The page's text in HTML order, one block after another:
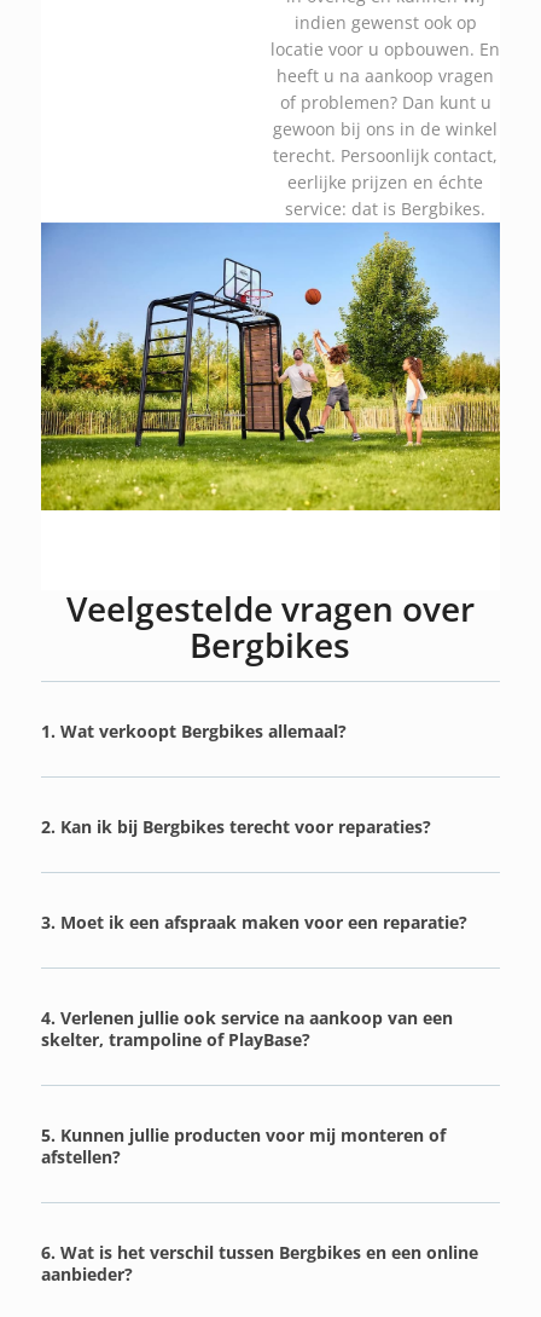
indien gewenst ook op
locatie voor u opbouwen. En
heeft u na aankoop vragen
of problemen? Dan kunt u
gewoon bij ons in de winkel
terecht. Persoonlijk contact,
eerlijke prijzen en échte
service: dat is Bergbikes.
Veelgestelde vragen over
Bergbikes
1. Wat verkoopt Bergbikes allemaal?
2. Kan ik bij Bergbikes terecht voor reparaties?
3. Moet ik een afspraak maken voor een reparatie?
4. Verlenen jullie ook service na aankoop van een
skelter, trampoline of PlayBase?
5. Kunnen jullie producten voor mij monteren of
afstellen?
6. Wat is het verschil tussen Bergbikes en een online
aanbieder?